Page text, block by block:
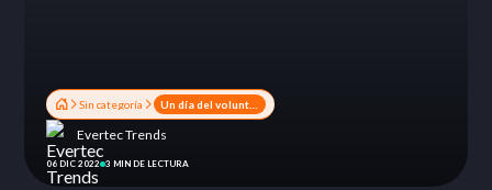
Sin categoría
Evertec Trends
06 DIC 2022 3 MIN DE LECTURA